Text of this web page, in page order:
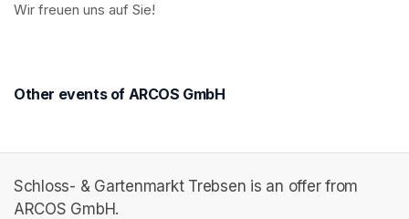
Wir freuen uns auf Sie!
Other events of ARCOS GmbH
Schloss- & Gartenmarkt Trebsen is an offer from
ARCOS GmbH.